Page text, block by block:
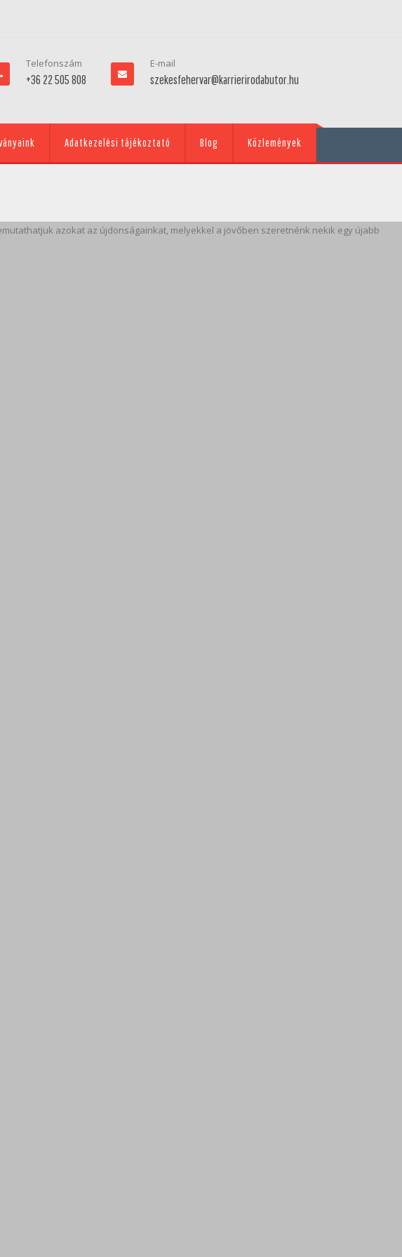
Telefonszám
+36 22 505 808
E-mail
szekesfehervar@karrierirodabutor.hu
Adatkezelési tájékoztató Blog Közlemények
azokat az újdonságainkat, melyekkel a jövőben szeretnénk nekik egy újabb